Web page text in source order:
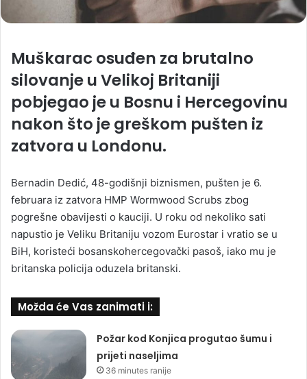
Muškarac osuđen za brutalno
silovanje u Velikoj Britaniji
pobjegao je u Bosnu i Hercegovinu
nakon što je greškom pušten iz
zatvora u Londonu.
Bernadin Dedić, 48-godišnji biznismen, pušten je 6.
februara iz zatvora HMP Wormwood Scrubs zbog
pogrešne obavijesti o kauciji. U roku od nekoliko sati
napustio je Veliku Britaniju vozom Eurostar i vratio se u
BiH, koristeći bosanskohercegovački pasoš, iako mu je
britanska policija oduzela britanski.
Možda će Vas zanimati i:
Požar kod Konjica progutao šumu i
prijeti naseljima
36 minutes ranije